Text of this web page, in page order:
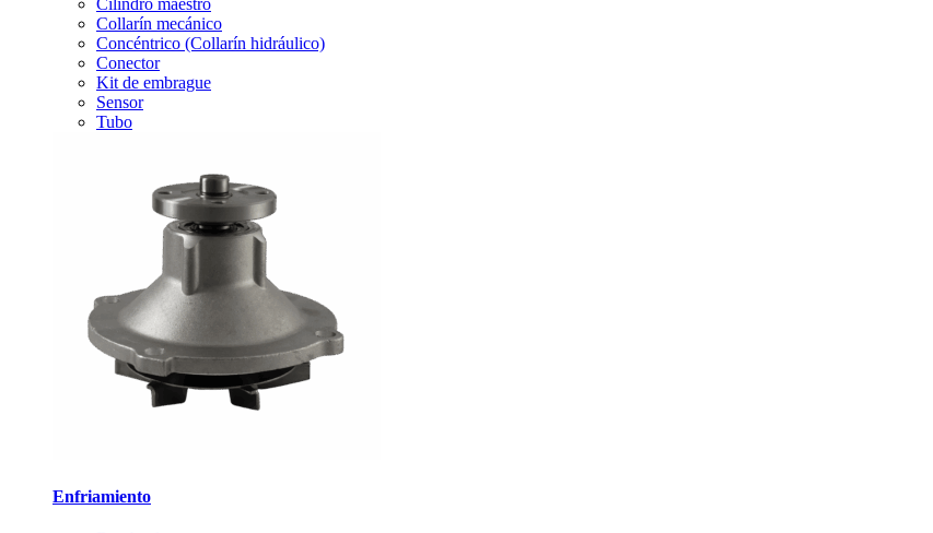
Collarín mecánico
Concéntrico (Collarín hidráulico)
Conector
Kit de embrague
Sensor
Tubo
Enfriamiento